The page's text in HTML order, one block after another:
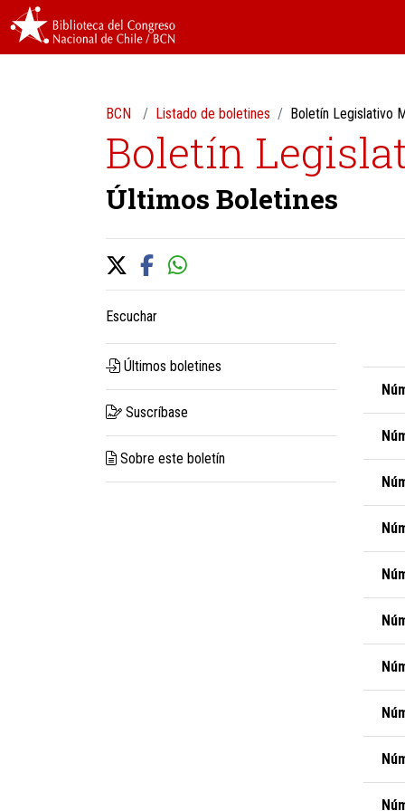
BCN Listado de boletines Boletín Legislativo
Boletín
Últimos Boletines
Escuchar
Últimos boletines
Suscríbase
Sobre este boletín